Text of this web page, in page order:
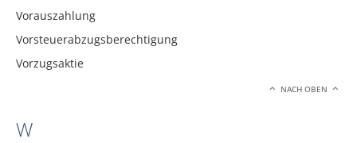
Vorauszahlung
Vorsteuerabzugsberechtigung
Vorzugsaktie
NACH OBEN
W